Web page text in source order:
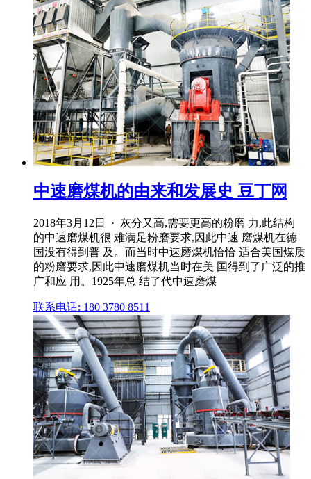
中速磨煤机的由来和发展史 豆丁网
2018年3月12日 · 灰分又高,需要更高的粉磨 力,此结构
的中速磨煤机很 难满足粉磨要求,因此中速 磨煤机在德
国没有得到普 及。而当时中速磨煤机恰恰 适合美国煤质
的粉磨要求,因此中速磨煤机当时在美 国得到了广泛的推
广和应 用。1925年总 结了代中速磨煤
联系电话: 180 3780 8511